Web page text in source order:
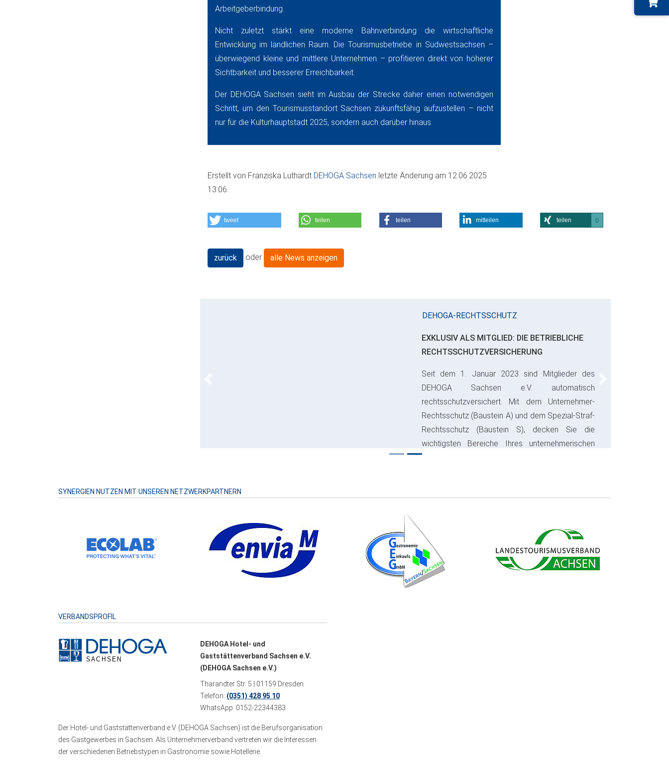
Arbeitgeberbindung.
Nicht zuletzt stärkt eine moderne Bahnverbindung die wirtschaftliche
Entwicklung im ländlichen Raum. Die Tourismusbetriebe in Südwestsachsen –
überwiegend kleine und mittlere Unternehmen – profitieren direkt von höherer
Sichtbarkeit und besserer Erreichbarkeit.
Der DEHOGA Sachsen sieht im Ausbau der Strecke daher einen notwendigen
Schritt, um den Tourismusstandort Sachsen zukunftsfähig aufzustellen – nicht
nur für die Kulturhauptstadt 2025, sondern auch darüber hinaus.
Erstellt von Franziska Luthardt DEHOGA Sachsen letzte Änderung am 12.06.2025
13:06
tweet teilen teilen mitteilen teilen 0
zurück oder alle News anzeigen
DEHOGA-RECHTSSCHUTZ
EXKLUSIV ALS MITGLIED: DIE BETRIEBLICHE
RECHTSSCHUTZVERSICHERUNG
Seit dem 1. Januar 2023 sind Mitglieder des
DEHOGA Sachsen e.V. automatisch
rechtsschutzversichert. Mit dem Unternehmer-
Rechtsschutz (Baustein A) und dem Spezial-Straf-
Rechtsschutz (Baustein S), decken Sie die
wichtigsten Bereiche Ihres unternehmerischen
Risikos ab und sparen bares Geld.
SYNERGIEN NUTZEN MIT UNSEREN NETZWERKPARTNERN
VERBANDSPROFIL
DEHOGA Hotel- und
Gaststättenverband Sachsen e.V.
(DEHOGA Sachsen e.V.)
Tharandter Str. 5 | 01159 Dresden
Telefon: (0351) 428 95 10
WhatsApp: 0152-22344383
Der Hotel- und Gaststättenverband e.V. (DEHOGA Sachsen) ist die Berufsorganisation
des Gastgewerbes in Sachsen. Als Unternehmerverband vertreten wir die Interessen
der verschiedenen Betriebstypen in Gastronomie sowie Hotellerie.